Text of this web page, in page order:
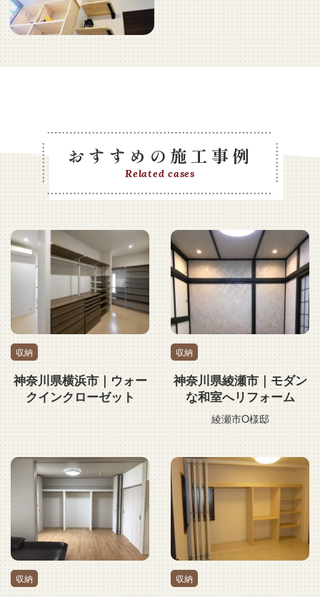
おすすめの施工事例
Related cases
収納
神奈川県横浜市｜ウォー
クインクローゼット
収納
神奈川県綾瀬市｜モダン
な和室へリフォーム
綾瀬市O様邸
収納 収納